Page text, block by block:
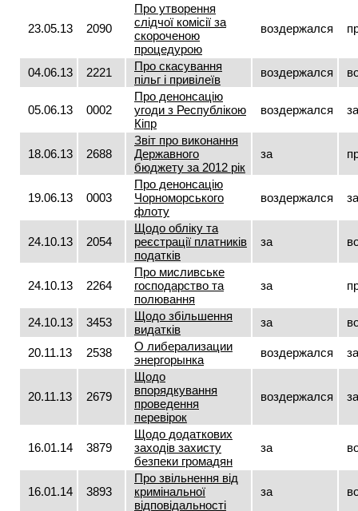
23.05.13 2090
Про утворення
слідчої комісії за
скороченою
процедурою
воздержался
04.06.13 2221
Про скасування
пільг і привілеїв
воздержался
05.06.13 0002
Про денонсацію
угоди з Республікою
Кіпр
воздержался за
18.06.13 2688
Звіт про виконання
Державного
бюджету за 2012 рік
за
19.06.13 0003
Про денонсацію
Чорноморського
флоту
воздержался за
24.10.13 2054
Щодо обліку та
реєстрації платників
податків
за
24.10.13 2264
Про мисливське
господарство та
полювання
за
24.10.13 3453
Щодо збільшення
видатків
за
20.11.13 2538
О либерализации
энергорынка
воздержался за
20.11.13 2679
Щодо
впорядкування
проведення
перевірок
воздержался за
16.01.14 3879
Щодо додаткових
заходів захисту
безпеки громадян
за
16.01.14 3893
Про звільнення від
кримінальної
відповідальності
за